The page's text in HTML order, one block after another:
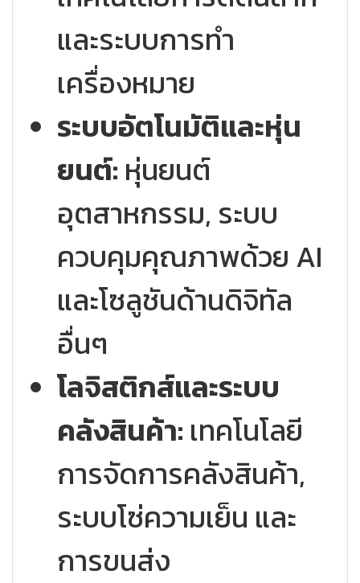
และระบบการทำ
เครื่องหมาย
ระบบอัตโนมัติและหุ่น
ยนต์: หุ่นยนต์
อุตสาหกรรม, ระบบ
ควบคุมคุณภาพด้วย AI
และโซลูชันด้านดิจิทัล
อื่นๆ
โลจิสติกส์และระบบ
คลังสินค้า: เทคโนโลยี
การจัดการคลังสินค้า,
ระบบโซ่ความเย็น และ
การขนส่ง